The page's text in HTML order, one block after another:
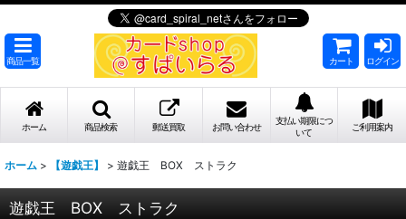
商品一覧 カート ログイン
ホーム 商品検索 郵送買取 お問い合わせ
支払い期限につ
いて
ご利用案内
ホーム > 【遊戯王】 > 遊戯王 BOX ストラク
遊戯王 BOX ストラク